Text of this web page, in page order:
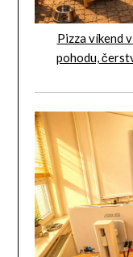
Pizza víkend
pohodu,